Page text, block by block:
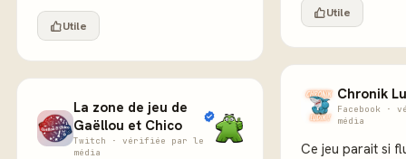
Utile
La zone de jeu de
Gaëllou et Chico
Twitch · vérifiée par le
média
Utile
Chronik
Facebook ·
média
Ce jeu parait si